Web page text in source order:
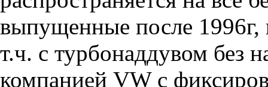
выпущенные после 1996г,
т.ч. с турбонаддувом без
компанией VW с